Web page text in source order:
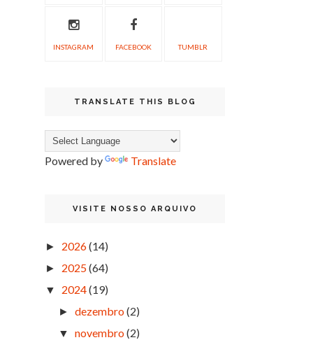
INSTAGRAM FACEBOOK TUMBLR
TRANSLATE THIS BLOG
Powered by Translate
VISITE NOSSO ARQUIVO
► 2026(14)
► 2025(64)
▼ 2024(19)
►dezembro(2)
▼ novembro(2)